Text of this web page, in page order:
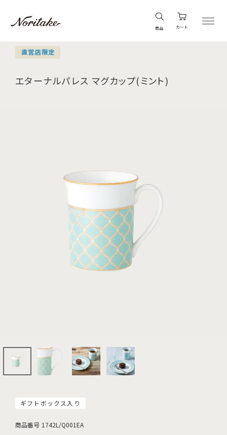
商品 カート
直営店限定
エターナルパレス マグカップ(ミント)
ギフトボックス入り
商品番号 1742L/Q001EA